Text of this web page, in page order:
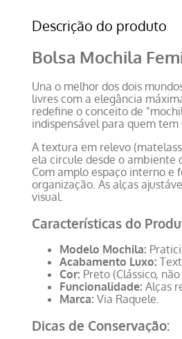
Descrição do produto
Bolsa Mochila
Una o melhor dos dois
livres com a elegância
redefine o conceito de
indispensável para quem
A textura em relevo
ela circule desde o ambiente
Com amplo espaço interno e
organização. As alças
visual.
Características do
Modelo Mochila:
Acabamento Luxo:
Cor: Preto (Clássico,
Funcionalidade: Alças
Marca: Via Raquele.
Dicas de Conservação: